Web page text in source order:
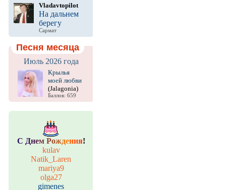
Vladavtopilot
На дальнем
берегу
Сармат
Песня месяца
Июль 2026 года
Крылья
моей любви
(Jalagonia)
Баллов: 659
С Днем Рождения!
kulav
Natik_Laren
mariya9
olga27
gimenes